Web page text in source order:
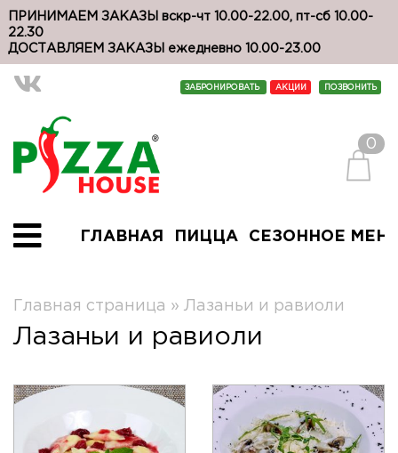
ПРИНИМАЕМ ЗАКАЗЫ вскр-чт 10.00-22.00, пт-сб 10.00-
22.30
ДОСТАВЛЯЕМ ЗАКАЗЫ ежедневно 10.00-23.00
ЗАБРОНИРОВАТЬ АКЦИИ ПОЗВОНИТЬ
0
ГЛАВНАЯ ПИЦЦА СЕЗОННОЕ
Главная страница » Лазаньи и равиоли
Лазаньи и равиоли